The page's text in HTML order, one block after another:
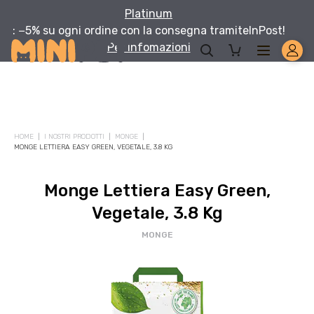
Platinum
: −5% su ogni ordine con la consegna tramiteInPost!
Per infomazioni
HOME I NOSTRI PRODOTTI
MONGE
MONGE LETTIERA EASY GREEN, VEGETALE, 3.8 KG
Monge Lettiera Easy Green,
Vegetale, 3.8 Kg
MONGE
Aggiungi un prodotto Platinum al carrello e ricevi il 5